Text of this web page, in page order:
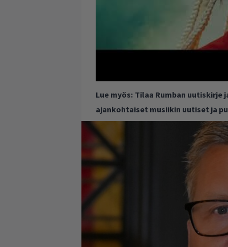
Lue myös: Tilaa Rumban uutiskirje
ajankohtaiset musiikin uutiset ja